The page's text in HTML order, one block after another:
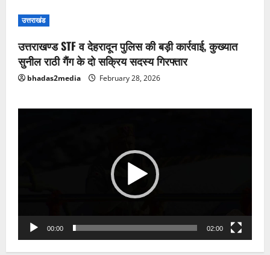
उत्तराखंड
उत्तराखण्ड STF व देहरादून पुलिस की बड़ी कार्रवाई, कुख्यात
सुनील राठी गैंग के दो सक्रिय सदस्य गिरफ्तार
bhadas2media February 28, 2026
00:00 02:00